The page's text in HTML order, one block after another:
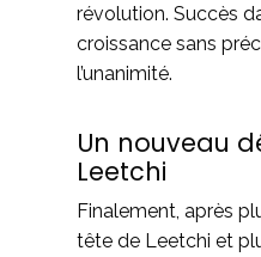
révolution. Succès
croissance sans
l’unanimité.
Un nouveau
Leetchi
Finalement, après
tête de Leetchi et